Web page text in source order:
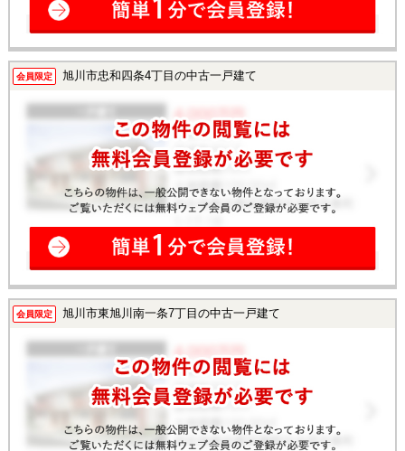
会員限定 旭川市忠和四条4丁目の中古一戸建て
会員限定 旭川市東旭川南一条7丁目の中古一戸建て